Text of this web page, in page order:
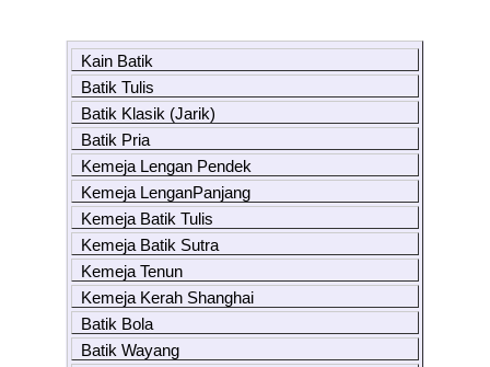
Kain Batik
Batik Tulis
Batik Klasik (Jarik)
Batik Pria
Kemeja Lengan Pendek
Kemeja LenganPanjang
Kemeja Batik Tulis
Kemeja Batik Sutra
Kemeja Tenun
Kemeja Kerah Shanghai
Batik Bola
Batik Wayang